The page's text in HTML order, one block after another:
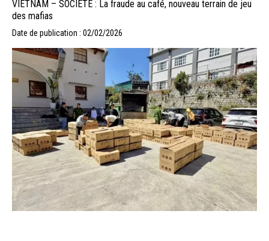
VIETNAM – SOCIÉTÉ : La fraude au café, nouveau terrain de jeu
des mafias
Date de publication : 02/02/2026